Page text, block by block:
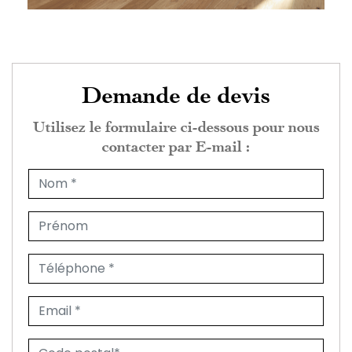
Demande de devis
Utilisez le formulaire ci-dessous pour nous
contacter par E-mail :